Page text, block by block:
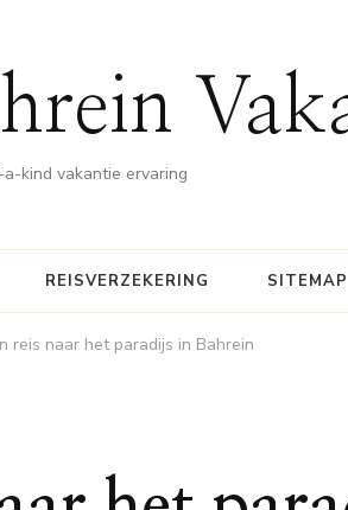
kind vakantie ervaring
REISVERZEKERING SITEMAP
reis naar het paradijs in Bahrein